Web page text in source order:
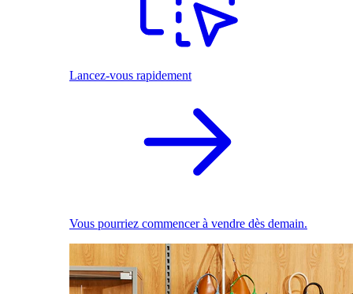
Lancez-vous rapidement
Vous pourriez commencer à vendre dès demain.